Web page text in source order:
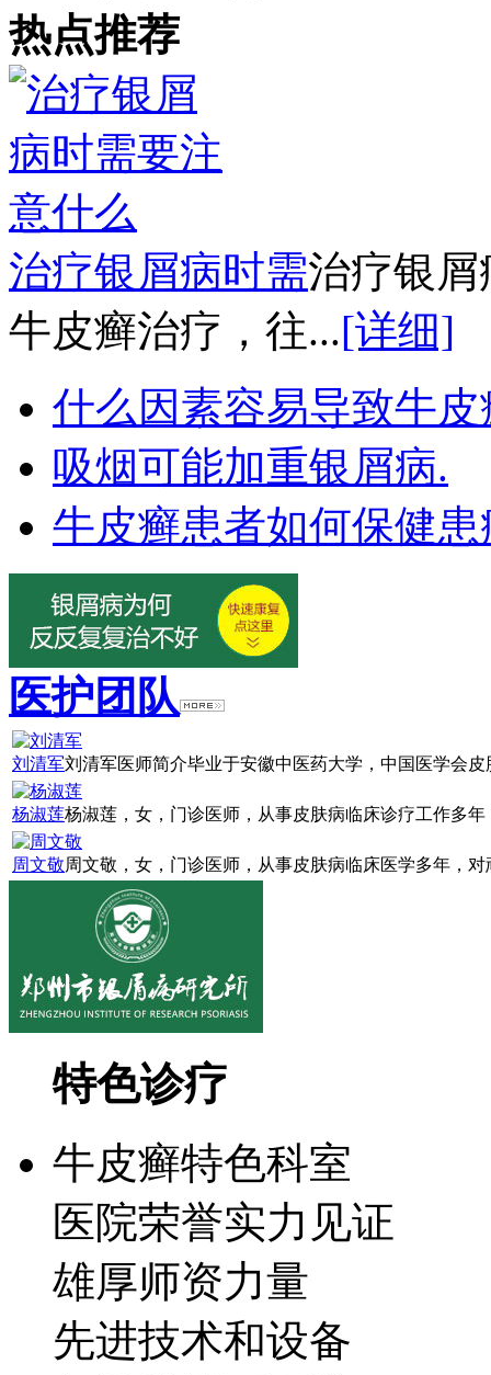
热点推荐
治疗银屑病时需治疗银
牛皮癣治疗，往...[详细]
什么因素容易导致牛皮
吸烟可能加重银屑病.
牛皮癣患者如何保健
医护团队
刘清军刘清军医师简介毕业于安徽中医药大学，中国医学会
杨淑莲杨淑莲，女，门诊医师，从事皮肤病临床诊疗工作多
周文敬周文敬，女，门诊医师，从事皮肤病临床医学多年，
特色诊疗
牛皮癣特色科室
医院荣誉实力见证
雄厚师资力量
先进技术和设备